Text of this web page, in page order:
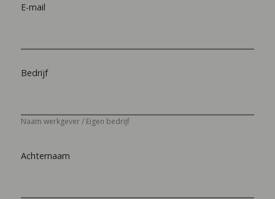
E-mail
Bedrijf
Naam werkgever / Eigen bedrijf
Achternaam